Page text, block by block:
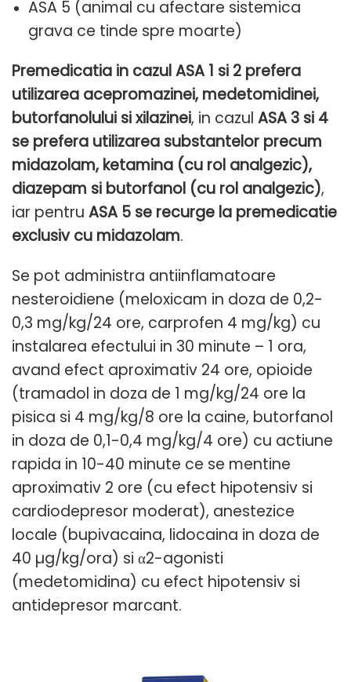
ASA 5 (animal cu afectare sistemica
grava ce tinde spre moarte)
Premedicatia in cazul ASA 1 si 2 prefera
utilizarea acepromazinei, medetomidinei,
butorfanolului si xilazinei, in cazul ASA 3 si 4
se prefera utilizarea substantelor precum
midazolam, ketamina (cu rol analgezic),
diazepam si butorfanol (cu rol analgezic),
iar pentru ASA 5 se recurge la premedicatie
exclusiv cu midazolam.
Se pot administra antiinflamatoare
nesteroidiene (meloxicam in doza de 0,2-
0,3 mg/kg/24 ore, carprofen 4 mg/kg) cu
instalarea efectului in 30 minute – 1 ora,
avand efect aproximativ 24 ore, opioide
(tramadol in doza de 1 mg/kg/24 ore la
pisica si 4 mg/kg/8 ore la caine, butorfanol
in doza de 0,1-0,4 mg/kg/4 ore) cu actiune
rapida in 10-40 minute ce se mentine
aproximativ 2 ore (cu efect hipotensiv si
cardiodepresor moderat), anestezice
locale (bupivacaina, lidocaina in doza de
40 µg/kg/ora) si α2-agonisti
(medetomidina) cu efect hipotensiv si
antidepresor marcant.